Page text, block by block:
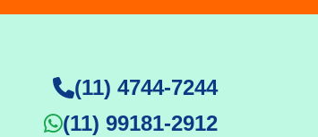
(11) 4744-7244
(11) 99181-2912